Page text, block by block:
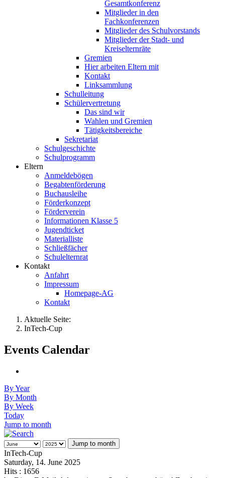
Gesamtkonferenz
Mitglieder in den
Fachkonferenzen
Mitglieder des Schulvorstands
Mitglieder der Stadt- und
Kreiselternräte
Gremien
Hier arbeiten Eltern mit
Kontakt
Linksammlung
Schulleitung
Schülervertretung
Das sind wir
Wahlen und Gremien
Tätigkeitsbereiche
Sekretariat
Schulgeschichte
Schulprogramm
Eltern
Anmeldebögen
Begabtenförderung
Buchausleihe
Förderkonzept
Förderverein
Informationen Klasse 5
Jugendticket
Materialliste
Schließfächer
Schulelternrat
Kontakt
Anfahrt
Impressum
Homepage-AG
Kontakt
Aktuelle Seite:
InTech-Cup
Events Calendar
By Year
By Month
By Week
Today
Jump to month
Jump to month
InTech-Cup
Saturday, 14. June 2025
Hits : 1656